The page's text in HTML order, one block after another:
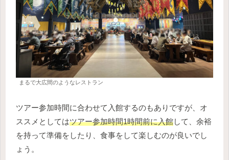
まるで大広間のようなレストラン
ツアー参加時間に合わせて入館するのもありですが、オ
ススメとしてはツアー参加時間1時間前に入館して、余裕
を持って準備をしたり、食事をして楽しむのが良いでし
ょう。